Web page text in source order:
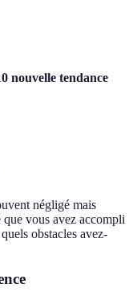
nouvelle tendance
négligé mais
que vous avez accompli
obstacles avez-